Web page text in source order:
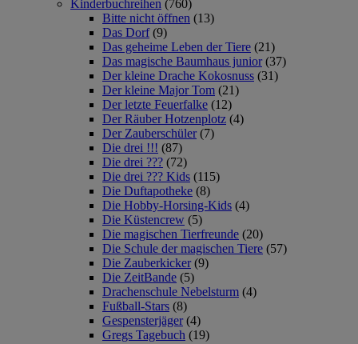
Kinderbuchreihen (760)
Bitte nicht öffnen (13)
Das Dorf (9)
Das geheime Leben der Tiere (21)
Das magische Baumhaus junior (37)
Der kleine Drache Kokosnuss (31)
Der kleine Major Tom (21)
Der letzte Feuerfalke (12)
Der Räuber Hotzenplotz (4)
Der Zauberschüler (7)
Die drei !!! (87)
Die drei ??? (72)
Die drei ??? Kids (115)
Die Duftapotheke (8)
Die Hobby-Horsing-Kids (4)
Die Küstencrew (5)
Die magischen Tierfreunde (20)
Die Schule der magischen Tiere (57)
Die Zauberkicker (9)
Die ZeitBande (5)
Drachenschule Nebelsturm (4)
Fußball-Stars (8)
Gespensterjäger (4)
Gregs Tagebuch (19)